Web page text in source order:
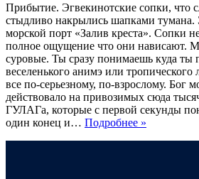
Прибытие. Эгвекинотские сопки, что
стыдливо накрылись шапками тумана.
морской порт «Залив креста». Сопки
полное ощущение что они нависают.
суровые. Ты сразу понимаешь куда ты
веселенького анимэ или тропического
все по-серьезному, по-взрослому. Бог
действовало на привозимых сюда
ГУЛАГа, которые с первой секунды
один конец и… Подробнее »